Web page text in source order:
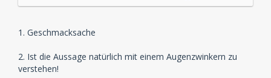
1. Geschmacksache
2. Ist die Aussage natürlich mit einem Augenzwinkern zu
verstehen!